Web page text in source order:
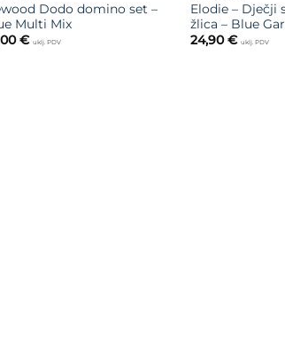
Dodo domino set –
Multi Mix
€ uklj. PDV
Elodie – Dječji
žlica – Blue
24,90€ uklj. PDV